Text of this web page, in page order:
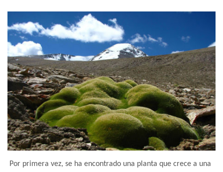
Por primera vez, se ha encontrado una planta que crece a una